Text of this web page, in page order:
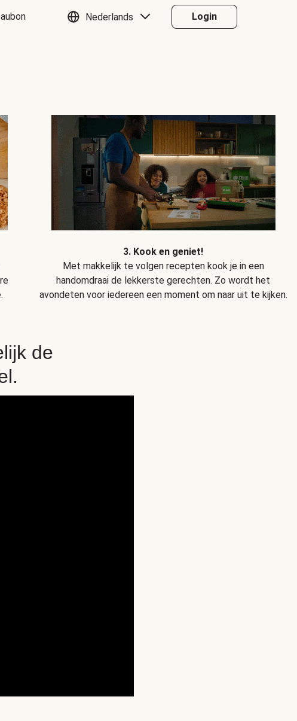
Nederlands Login
3. Kook en geniet!
Met makkelijk te volgen recepten kook je in een
handomdraai de lekkerste gerechten. Zo wordt het
avondeten voor iedereen een moment om naar uit te kijken.
de